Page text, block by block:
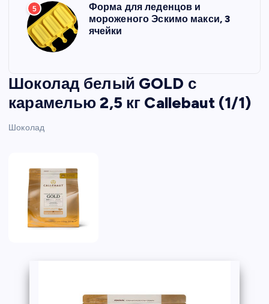
5
Форма для леденцов и
мороженого Эскимо макси, 3
ячейки
Шоколад белый GOLD с
карамелью 2,5 кг Callebaut (1/1)
Шоколад